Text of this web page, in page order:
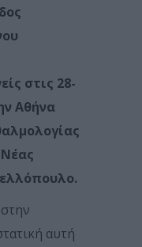
στις 28-
Αθήνα
αυτή